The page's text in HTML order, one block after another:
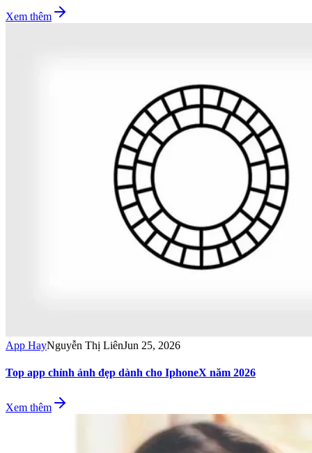
Xem thêm
App HayNguyễn Thị LiênJun 25, 2026
Top app chỉnh ảnh đẹp dành cho IphoneX năm 2026
Xem thêm